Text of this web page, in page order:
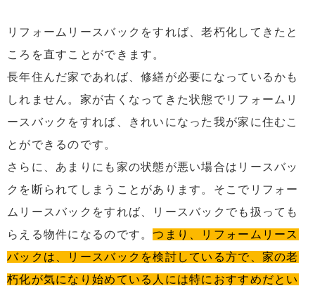
リフォームリースバックをすれば、老朽化してきたと
ころを直すことができます。
長年住んだ家であれば、修繕が必要になっているかも
しれません。家が古くなってきた状態でリフォームリ
ースバックをすれば、きれいになった我が家に住むこ
とができるのです。
さらに、あまりにも家の状態が悪い場合はリースバッ
クを断られてしまうことがあります。そこでリフォー
ムリースバックをすれば、リースバックでも扱っても
らえる物件になるのです。つまり、リフォームリース
バックは、リースバックを検討している方で、家の老
朽化が気になり始めている人には特におすすめだとい